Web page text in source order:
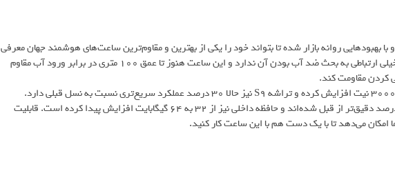
است و با بهبودهایی روانه بازار شده تا بتواند خود را یکی از بهترین و مقاوم‌ترین ساعت‌های هوشمند جهان معرفی
کند. البته تغییرات این ساعت نسبت به نسل قبلی خیلی ارتباطی به بحث ضد آب بودن آن ندارد و این ساعت هنوز تا عمق 100 متری در برابر ورود آب مقاوم
روشنایی نمایشگر در این محصول از 2000 نیت به 3000 نیت افزایش کرده و تراشه S9 نیز حالا 30 درصد عملکرد سریع‌تری نسبت به نسل قبلی دارد.
سنسورهای سلامتی اپل واچ اولترا 2 به اندازه 25 درصد دقیق‌تر از قبل شده‌اند و حافظه داخلی نیز از 32 به 64 گیگابایت افزایش پیدا کرده است. قابلیت